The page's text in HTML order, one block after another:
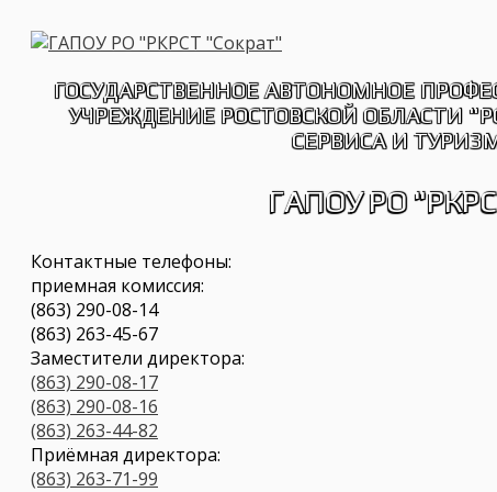
ГОСУДАРСТВЕННОЕ АВТОНОМНОЕ
УЧРЕЖДЕНИЕ РОСТОВСКОЙ ОБЛАСТИ
СЕРВИСА И
ГАПОУ РО
Контактные телефоны:
приемная комиссия:
(863) 290-08-14
(863) 263-45-67
Заместители директора:
(863) 290-08-17
(863) 290-08-16
(863) 263-44-82
Приёмная директора:
(863) 263-71-99